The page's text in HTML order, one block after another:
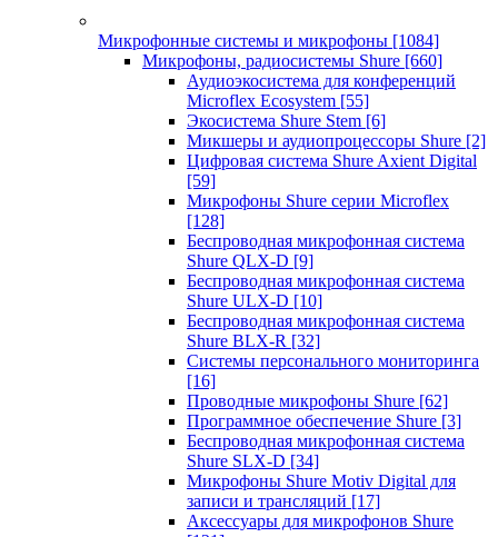
Микрофонные системы и микрофоны [1084]
Микрофоны, радиосистемы Shure [660]
Аудиоэкосистема для конференций
Microflex Ecosystem [55]
Экосистема Shure Stem [6]
Микшеры и аудиопроцессоры Shure [2]
Цифровая система Shure Axient Digital
[59]
Микрофоны Shure серии Microflex
[128]
Беспроводная микрофонная система
Shure QLX-D [9]
Беспроводная микрофонная система
Shure ULX-D [10]
Беспроводная микрофонная система
Shure BLX-R [32]
Системы персонального мониторинга
[16]
Проводные микрофоны Shure [62]
Программное обеспечение Shure [3]
Беспроводная микрофонная система
Shure SLX-D [34]
Микрофоны Shure Motiv Digital для
записи и трансляций [17]
Аксессуары для микрофонов Shure